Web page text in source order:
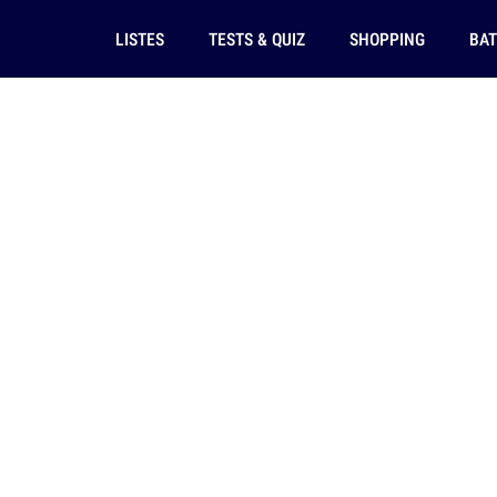
LISTES TESTS & QUIZ SHOPPING